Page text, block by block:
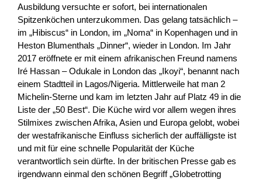
Ausbildung versuchte er sofort, bei internationalen
Spitzenköchen unterzukommen. Das gelang tatsächlich –
im „Hibiscus“ in London, im „Noma“ in Kopenhagen und in
Heston Blumenthals „Dinner“, wieder in London. Im Jahr
2017 eröffnete er mit einem afrikanischen Freund namens
Iré Hassan – Odukale in London das „Ikoyi“, benannt nach
einem Stadtteil in Lagos/Nigeria. Mittlerweile hat man 2
Michelin-Sterne und kam im letzten Jahr auf Platz 49 in die
Liste der „50 Best“. Die Küche wird vor allem wegen ihres
Stilmixes zwischen Afrika, Asien und Europa gelobt, wobei
der westafrikanische Einfluss sicherlich der auffälligste ist
und mit für eine schnelle Popularität der Küche
verantwortlich sein dürfte. In der britischen Presse gab es
irgendwann einmal den schönen Begriff „Globetrotting